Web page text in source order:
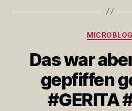
MICROBLOG
Das war
gepfiffen
#GERITA